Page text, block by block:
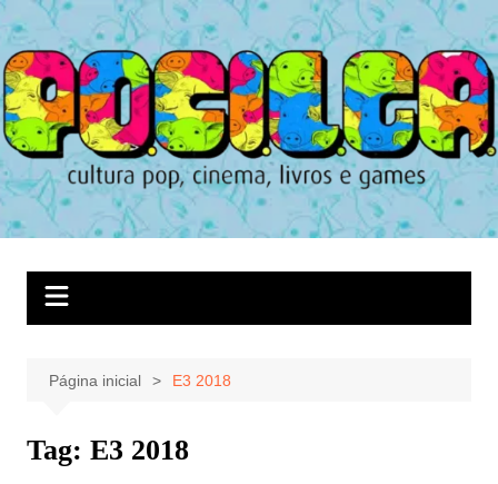
Ir
para
o
conteúdo
Página inicial E3 2018
Tag: E3 2018